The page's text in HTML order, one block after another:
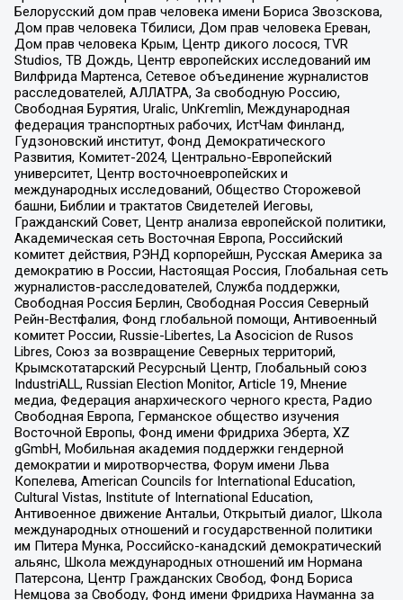
Белорусский дом прав человека имени Бориса Звозскова,
Дом прав человека Тбилиси, Дом прав человека Ереван,
Дом прав человека Крым, Центр дикого лосося, TVR
Studios, ТВ Дождь, Центр европейских исследований им
Вилфрида Мартенса, Сетевое объединение журналистов
расследователей, АЛЛАТРА, За свободную Россию,
Свободная Бурятия, Uralic, UnKremlin, Международная
федерация транспортных рабочих, ИстЧам Финланд,
Гудзоновский институт, Фонд Демократического
Развития, Комитет-2024, Центрально-Европейский
университет, Центр восточноевропейских и
международных исследований, Общество Сторожевой
башни, Библии и трактатов Свидетелей Иеговы,
Гражданский Совет, Центр анализа европейской политики,
Академическая сеть Восточная Европа, Российский
комитет действия, РЭНД корпорейшн, Русская Америка за
демократию в России, Настоящая Россия, Глобальная сеть
журналистов-расследователей, Служба поддержки,
Свободная Россия Берлин, Свободная Россия Северный
Рейн-Вестфалия, Фонд глобальной помощи, Антивоенный
комитет России, Russie-Libertes, La Asocicion de Rusos
Libres, Союз за возвращение Северных территорий,
Крымскотатарский Ресурсный Центр, Глобальный союз
IndustriALL, Russian Election Monitor, Article 19, Мнение
медиа, Федерация анархического черного креста, Радио
Свободная Европа, Германское общество изучения
Восточной Европы, Фонд имени Фридриха Эберта, XZ
gGmbH, Мобильная академия поддержки гендерной
демократии и миротворчества, Форум имени Льва
Копелева, American Councils for International Education,
Cultural Vistas, Institute of International Education,
Антивоенное движение Антальи, Открытый диалог, Школа
международных отношений и государственной политики
им Питера Мунка, Российско-канадский демократический
альянс, Школа международных отношений им Нормана
Патерсона, Центр Гражданских Свобод, Фонд Бориса
Немцова за Свободу, Фонд имени Фридриха Науманна за